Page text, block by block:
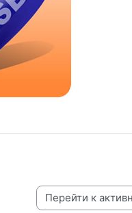
Перейти к